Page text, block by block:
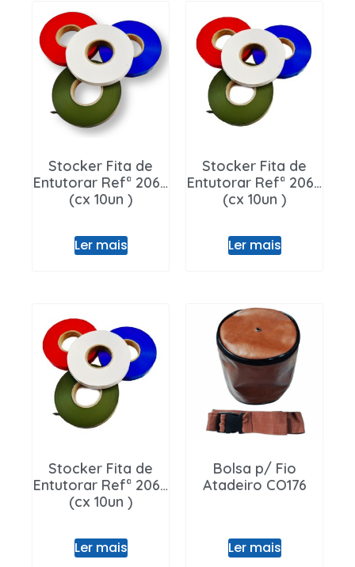
Stocker Fita de
Entutorar Refª 2068
(cx 10un )
Ler mais
Stocker Fita de
Entutorar Refª 2065
(cx 10un )
Ler mais
Stocker Fita de
Entutorar Refª 2064
(cx 10un )
Ler mais
Bolsa p/ Fio
Atadeiro CO176
Ler mais